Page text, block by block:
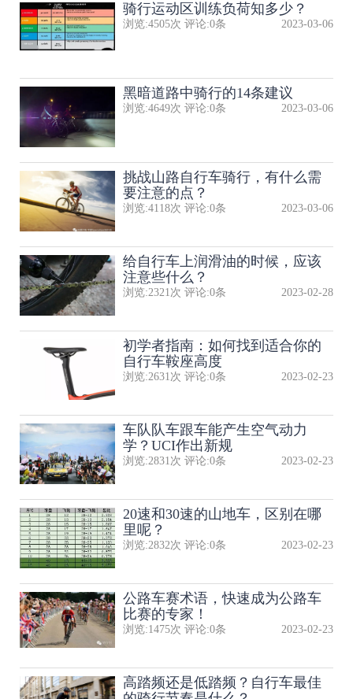
骑行运动区训练负荷知多少？
浏览:4505次 评论:0条 2023-03-06
黑暗道路中骑行的14条建议
浏览:4649次 评论:0条 2023-03-06
挑战山路自行车骑行，有什么需
要注意的点？
浏览:4118次 评论:0条 2023-03-06
给自行车上润滑油的时候，应该
注意些什么？
浏览:2321次 评论:0条 2023-02-28
初学者指南：如何找到适合你的
自行车鞍座高度
浏览:2631次 评论:0条 2023-02-23
​车队队​车跟车能产生空气动力
学？UCI作出新规
浏览:2831次 评论:0条 2023-02-23
20速和30速的山地车，区别在哪
里呢？
浏览:2832次 评论:0条 2023-02-23
公路车赛术语，快速成为公路车
比赛的专家！
浏览:1475次 评论:0条 2023-02-23
高踏频还是低踏频？自行车最佳